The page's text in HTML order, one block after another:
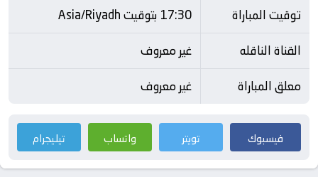
توقيت المباراة
17:30 بتوقيت Asia/Riyadh
القناة الناقله
غير معروف
معلق المباراة
غير معروف
فيسبوك تويتر واتساب تيليجرام